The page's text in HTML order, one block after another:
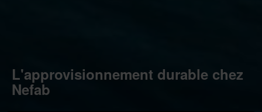
L'approvisionnement durable chez
Nefab